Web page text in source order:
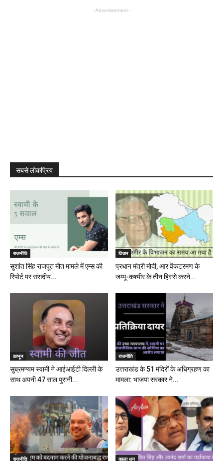
- Advertisement -
सबसे लोकप्रिय
राजनीति
सुशांत सिंह राजपूत मौत मामले में एम्स की
रिपोर्ट पर संसदीय...
विचार
प्रधान मंत्री मोदी, आर वेंकटरमण के
जम्मू-कश्मीर के तीन हिस्से करने...
कानून
सुब्रमण्यम स्वामी ने आईआईटी दिल्ली के
साथ अपनी 47 साल पुरानी...
राजनीति
उत्तराखंड के 51 मंदिरों के अधिग्रहण का
मामला: भाजपा सरकार ने...
राजनीति काला धन